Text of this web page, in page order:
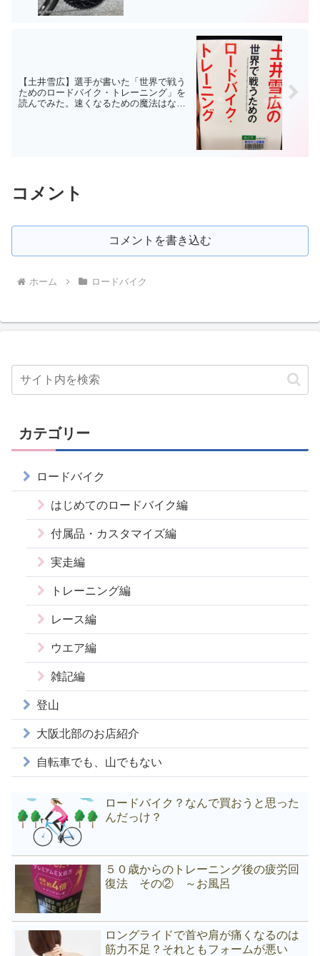
【土井雪広】選手が書いた「世界で戦う
ためのロードバイク・トレーニング」を
読んでみた。速くなるための魔法はない
コメント
コメントを書き込む
ホーム ロードバイク
カテゴリー
ロードバイク
はじめてのロードバイク編
付属品・カスタマイズ編
実走編
トレーニング編
レース編
ウエア編
雑記編
登山
大阪北部のお店紹介
自転車でも、山でもない
ロードバイク？なんで買おうと思った
んだっけ？
５０歳からのトレーニング後の疲労回
復法 その② ～お風呂
ロングライドで首や肩が痛くなるのは
筋力不足？それともフォームが悪い